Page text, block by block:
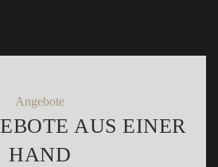
Angebote
AUS EINER
HAND